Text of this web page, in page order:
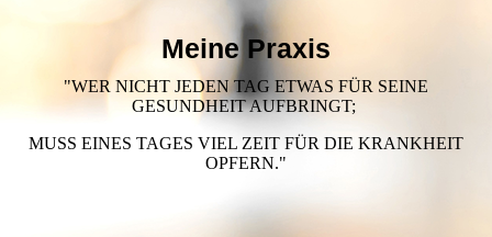
Meine Praxis
"WER NICHT JEDEN TAG ETWAS FÜR SEINE
GESUNDHEIT AUFBRINGT;
MUSS EINES TAGES VIEL ZEIT FÜR DIE KRANKHEIT
OPFERN."